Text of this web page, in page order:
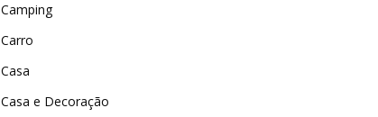
Camping
Carro
Casa
Casa e Decoração